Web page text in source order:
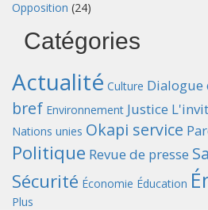
Opposition (24)
Catégories
Actualité Culture Dialogue
bref Environnement Justice
Nations unies Okapi service
Politique Revue de presse
Sécurité Économie Éducation
Plus